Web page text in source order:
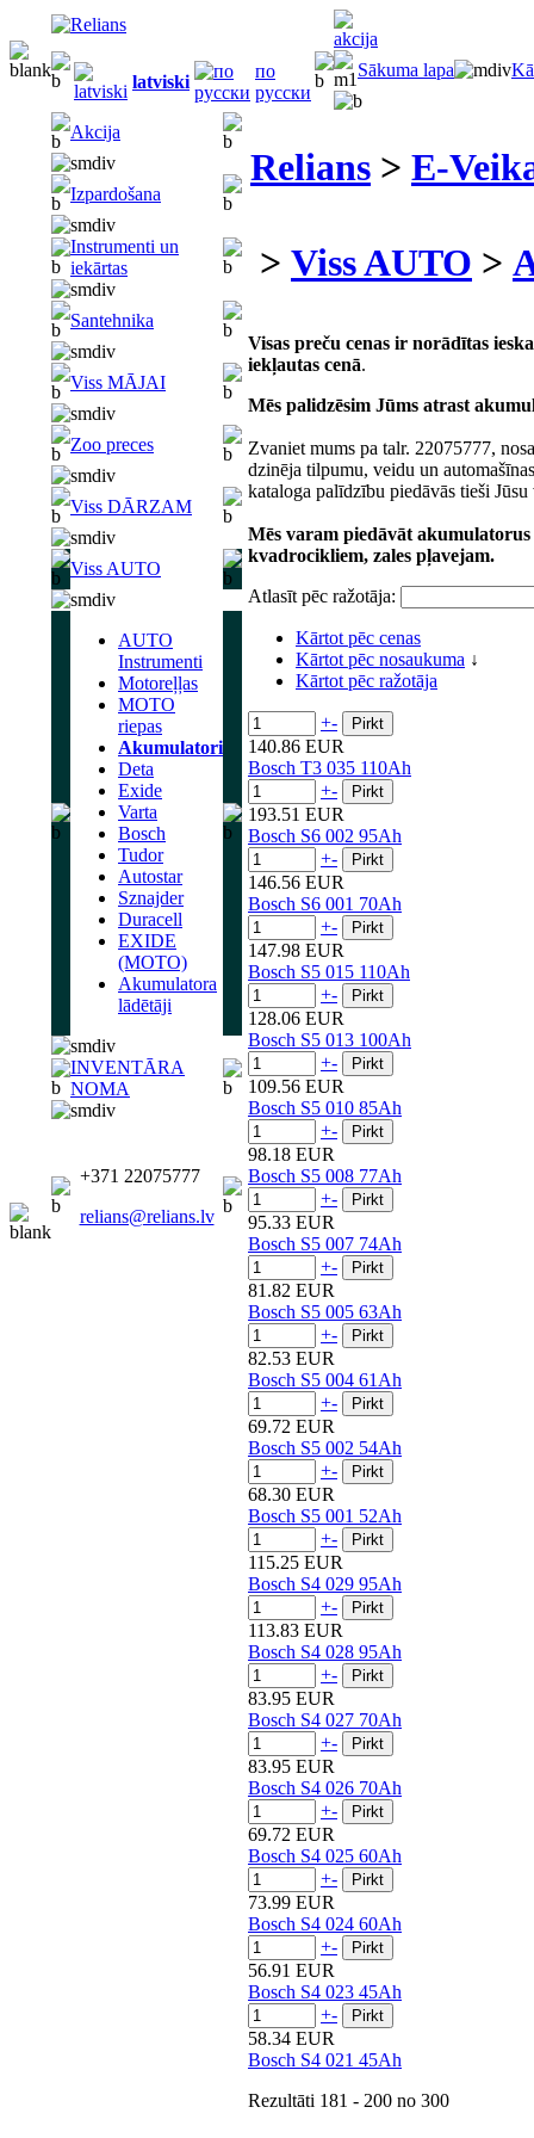
latviski
по
русски
Sākuma lapa
Akcija
Izpardošana
Instrumenti un
iekārtas
Santehnika
Viss MĀJAI
Zoo preces
Viss DĀRZAM
Viss AUTO
AUTO
Instrumenti
Motoreļļas
MOTO
riepas
Akumulatori
Deta
Exide
Varta
Bosch
Tudor
Autostar
Sznajder
Duracell
EXIDE
(MOTO)
Akumulatora
lādētāji
INVENTĀRA
NOMA
+371 22075777
relians@relians.lv
Relians > E-
> Viss AUTO >
Visas preču cenas ir norādītas
iekļautas cenā.
Mēs palidzēsim Jūms atrast
Zvaniet mums pa talr. 22075777,
dzinēja tilpumu, veidu un
kataloga palīdzību piedāvās tieši
Mēs varam piedāvāt
kvadrocikliem, zales pļavejam.
Atlasīt pēc ražotāja:
Kārtot pēc cenas
Kārtot pēc nosaukuma ↓
Kārtot pēc ražotāja
+-
140.86 EUR
Bosch T3 035 110Ah
+-
193.51 EUR
Bosch S6 002 95Ah
+-
146.56 EUR
Bosch S6 001 70Ah
+-
147.98 EUR
Bosch S5 015 110Ah
+-
128.06 EUR
Bosch S5 013 100Ah
+-
109.56 EUR
Bosch S5 010 85Ah
+-
98.18 EUR
Bosch S5 008 77Ah
+-
95.33 EUR
Bosch S5 007 74Ah
+-
81.82 EUR
Bosch S5 005 63Ah
+-
82.53 EUR
Bosch S5 004 61Ah
+-
69.72 EUR
Bosch S5 002 54Ah
+-
68.30 EUR
Bosch S5 001 52Ah
+-
115.25 EUR
Bosch S4 029 95Ah
+-
113.83 EUR
Bosch S4 028 95Ah
+-
83.95 EUR
Bosch S4 027 70Ah
+-
83.95 EUR
Bosch S4 026 70Ah
+-
69.72 EUR
Bosch S4 025 60Ah
+-
73.99 EUR
Bosch S4 024 60Ah
+-
56.91 EUR
Bosch S4 023 45Ah
+-
58.34 EUR
Bosch S4 021 45Ah
Rezultāti 181 - 200 no 300